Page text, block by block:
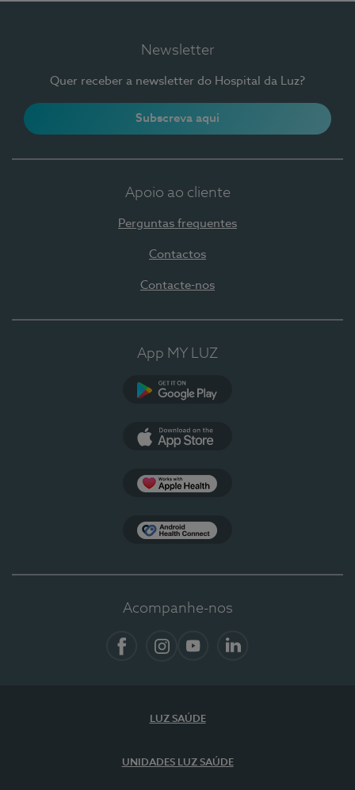
Newsletter
Quer receber a newsletter do Hospital da Luz?
Subscreva aqui
Apoio ao cliente
Perguntas frequentes
Contactos
Contacte-nos
App MY LUZ
Acompanhe-nos
LUZ SAÚDE
UNIDADES LUZ SAÚDE